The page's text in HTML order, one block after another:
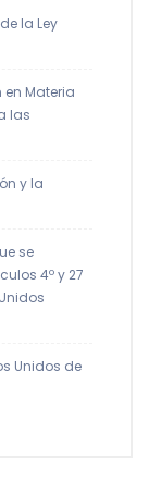
la Ley
en Materia
las
y la
se
4º y 27
Unidos de